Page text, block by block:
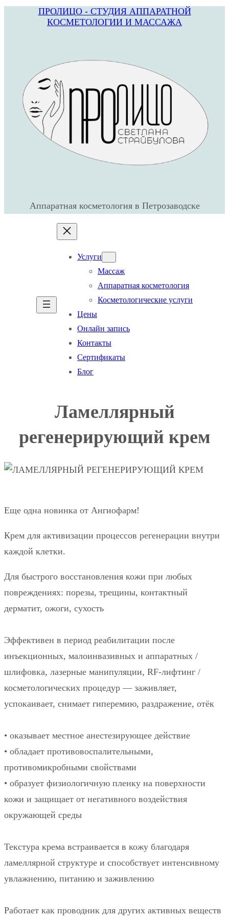
ПРОЛИЦО - СТУДИЯ АППАРАТНОЙ
КОСМЕТОЛОГИИ И МАССАЖА
Аппаратная косметология в Петрозаводске
Услуги
Массаж
Аппаратная косметология
Косметологические услуги
Цены
Онлайн запись
Контакты
Сертификаты
Блог
Ламеллярный
регенерирующий крем
Еще одна новинка от Ангиофарм!
Крем для активизации процессов регенерации внутри
каждой клетки.
Для быстрого восстановления кожи при любых
повреждениях: порезы, трещины, контактный
дерматит, ожоги, сухость
Эффективен в период реабилитации после
инъекционных, малоинвазивных и аппаратных /
шлифовка, лазерные манипуляции, RF-лифтинг /
косметологических процедур — заживляет,
успокаивает, снимает гиперемию, раздражение, отёк
• оказывает местное анестезирующее действие
• обладает противовоспалительными,
противомикробными свойствами
• образует физиологичную пленку на поверхности
кожи и защищает от негативного воздействия
окружающей среды
Текстура крема встраивается в кожу благодаря
ламеллярной структуре и способствует интенсивному
увлажнению, питанию и заживлению
Работает как проводник для других активных веществ